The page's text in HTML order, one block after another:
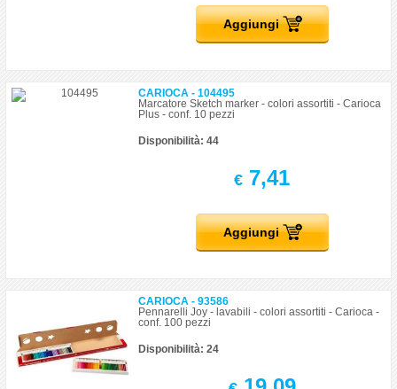
Aggiungi
CARIOCA - 104495
Marcatore Sketch marker - colori assortiti - Carioca
Plus - conf. 10 pezzi
Disponibilità: 44
€ 7,41
Aggiungi
CARIOCA - 93586
Pennarelli Joy - lavabili - colori assortiti - Carioca -
conf. 100 pezzi
Disponibilità: 24